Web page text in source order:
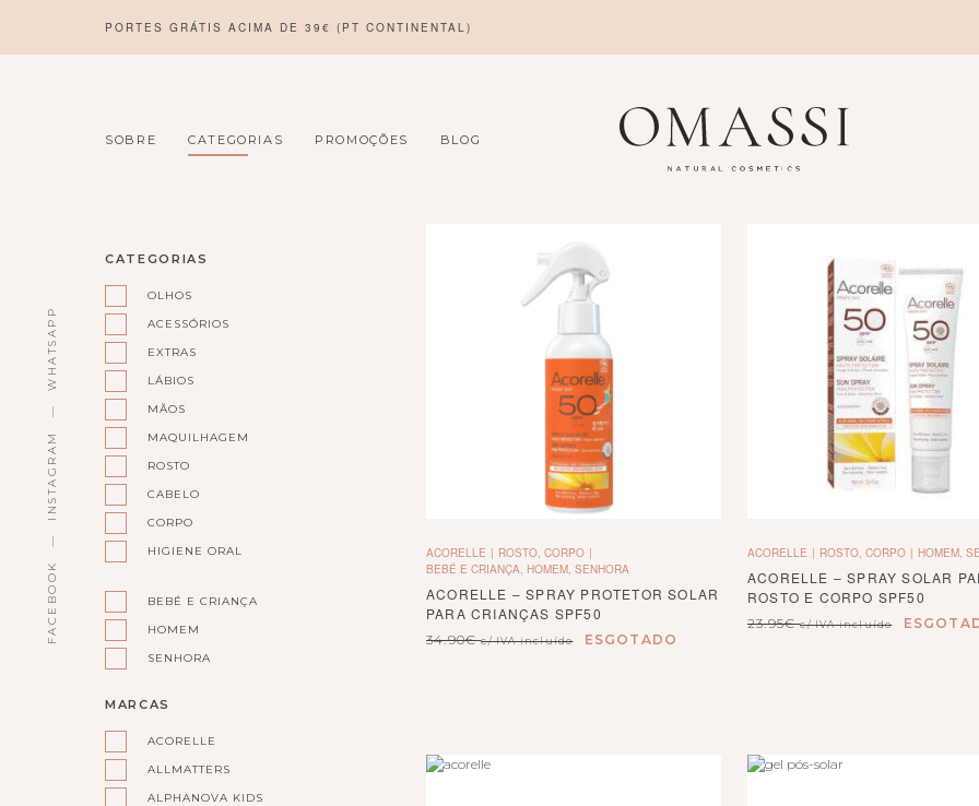
PORTES GRÁTIS ACIMA DE 39€ (PT CONTINENTAL)
SOBRE CATEGORIAS PROMOÇÕES BLOG
FACEBOOK
INSTAGRAM
WHATSAPP
ACORELLE
CATEGORIAS
OLHOS
ACESSÓRIOS
EXTRAS
LÁBIOS
MÃOS
MAQUILHAGEM
ROSTO
CABELO
CORPO
HIGIENE ORAL
BEBÉ E CRIANÇA
HOMEM
SENHORA
MARCAS
ACORELLE
ALLMATTERS
ALPHANOVA KIDS
ACORELLE
ROSTO, CORPO
BEBÉ E CRIANÇA, HOMEM, SENHORA
ACORELLE – SPRAY PROTETOR SOLAR
PARA CRIANÇAS SPF50
34.90€ c/ IVA incluído ESGOTADO
ACORELLE ROSTO, CORPO HOMEM,
ACORELLE – SPRAY SOLAR
ROSTO E CORPO SPF50
23.95€ c/ IVA incluído